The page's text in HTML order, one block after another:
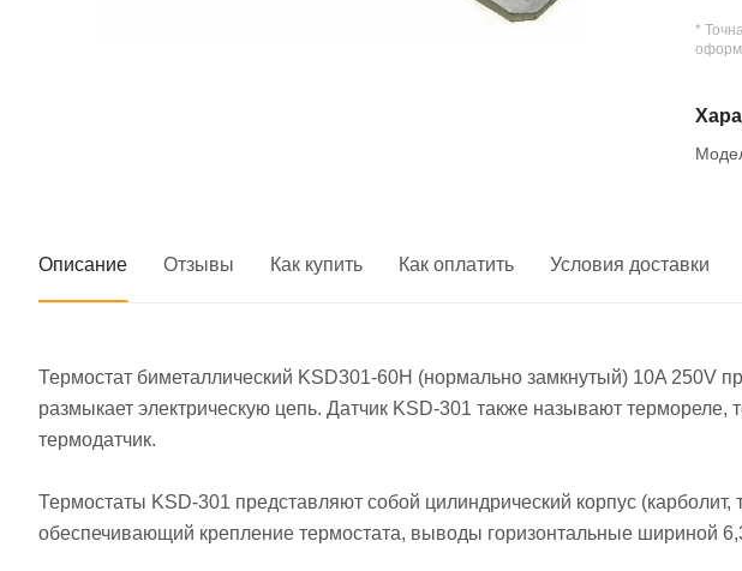
*
Описание Отзывы Как купить Как оплатить Условия доставки
Термостат биметаллический KSD301-60H (нормально замкнутый) 10A 250V
размыкает электрическую цепь. Датчик KSD-301 также называют
термодатчик.
Термостаты KSD-301 представляют собой цилиндрический корпус
обеспечивающий крепление термостата, выводы горизонтальные шириной